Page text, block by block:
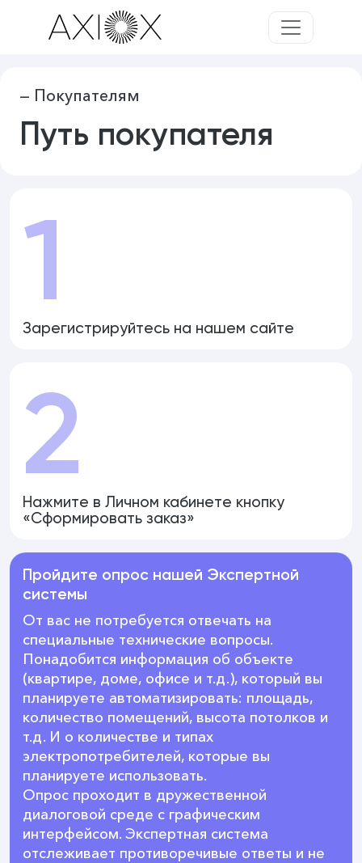
— Покупателям
Путь покупателя
1
Зарегистрируйтесь на нашем сайте
2
Нажмите в Личном кабинете кнопку
«Сформировать заказ»
Пройдите опрос нашей Экспертной
системы
От вас не потребуется отвечать на
специальные технические вопросы.
Понадобится информация об объекте
(квартире, доме, офисе и т.д.), который вы
планируете автоматизировать: площадь,
количество помещений, высота потолков и
т.д. И о количестве и типах
электропотребителей, которые вы
планируете использовать.
Опрос проходит в дружественной
диалоговой среде с графическим
интерфейсом. Экспертная система
отслеживает противоречивые ответы и не